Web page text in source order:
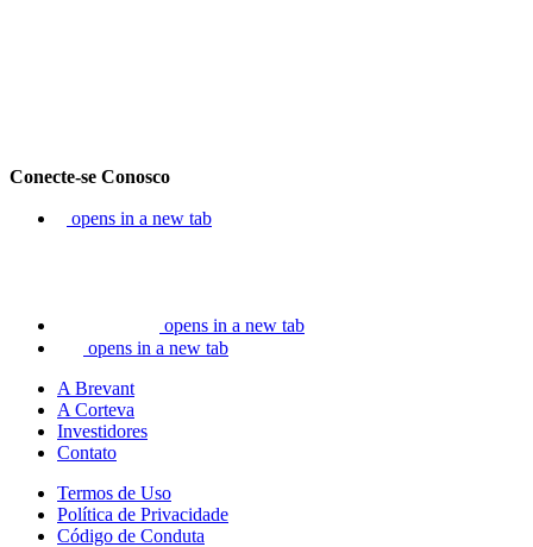
Conecte-se Conosco
opens in a new tab
opens in a new tab
opens in a new tab
A Brevant
A Corteva
Investidores
Contato
Termos de Uso
Política de Privacidade
Código de Conduta